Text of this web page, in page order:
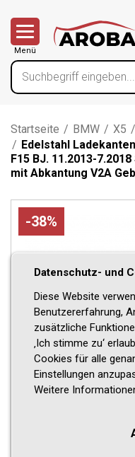
Menü
Startseite / BMW / X5 /
/ Edelstahl
F15 BJ. 11.2013-
mit Abkantung V2A
-38%
Datenschutz- und
Diese Website
Benutzererfahrung,
zusätzliche
‚Ich stimme zu‘
Cookies für alle
Einstellungen
Weitere